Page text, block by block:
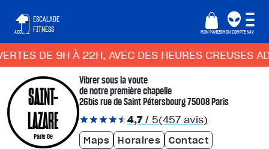
ACCUEIL
ESCALADE
FITNESS
MON PANIERMON COMPTE NAV
À 22H, AVEC DES HEURES CREUSES
SAINT-
LAZARE
Paris 8e
Vibrer sous la voute
de notre première chapelle
26bis rue de Saint Pétersbourg 75008 Paris
4,7/ 5(457 avis)
Maps Horaires Contact